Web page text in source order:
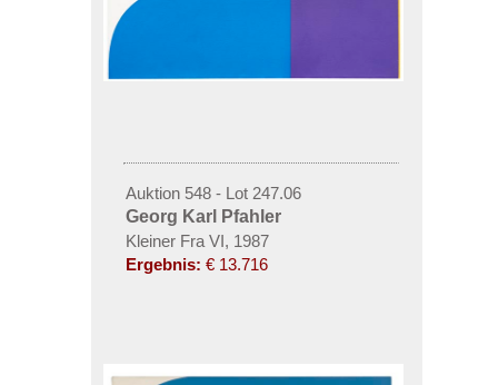
Auktion 548 - Lot 247.06
Georg Karl Pfahler
Kleiner Fra VI, 1987
Ergebnis: € 13.716